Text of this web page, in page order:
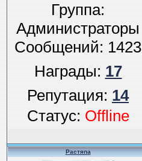
Группа:
Администраторы
Сообщений:1423
Награды:17
Репутация:14
Статус:Offline
Растяпа